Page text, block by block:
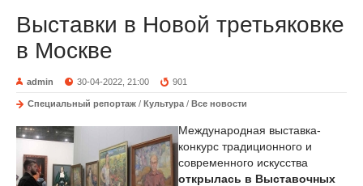
Выставки в Новой третьяковке
в Москве
admin 30-04-2022, 21:00 901
Специальный репортаж / Культура / Все новости
Международная выставка-
конкурс традиционного и
современного искусства
открылась в Выставочных